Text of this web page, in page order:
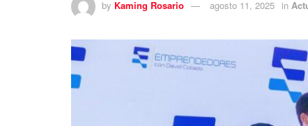
by Kaming Rosario agosto 11, 2025 in